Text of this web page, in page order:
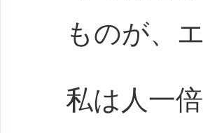
ものが、
私は人一